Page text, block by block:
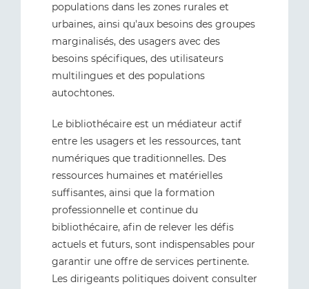
populations dans les zones rurales et
urbaines, ainsi qu'aux besoins des groupes
marginalisés, des usagers avec des
besoins spécifiques, des utilisateurs
multilingues et des populations
autochtones.
Le bibliothécaire est un médiateur actif
entre les usagers et les ressources, tant
numériques que traditionnelles. Des
ressources humaines et matérielles
suffisantes, ainsi que la formation
professionnelle et continue du
bibliothécaire, afin de relever les défis
actuels et futurs, sont indispensables pour
garantir une offre de services pertinente.
Les dirigeants politiques doivent consulter